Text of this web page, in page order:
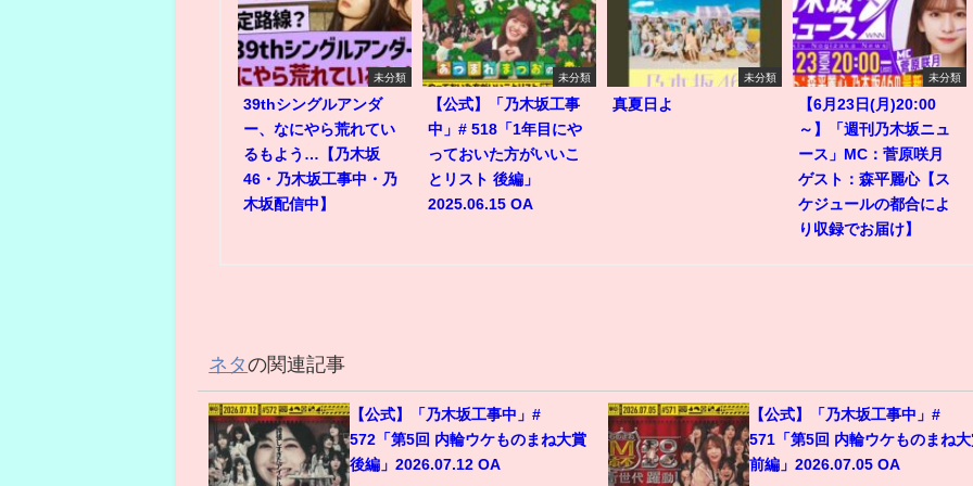
未分類
39thシングルアンダ
ー、なにやら荒れてい
るもよう…【乃木坂
46・乃木坂工事中・乃
木坂配信中】
未分類
【公式】「乃木坂工事
中」# 518「1年目にや
っておいた方がいいこ
とリスト 後編」
2025.06.15 OA
未分類
真夏日よ
未分類
【6月23日(月)20:00
～】「週刊乃木坂ニュ
ース」MC：菅原咲月
ゲスト：森平麗心【ス
ケジュールの都合によ
り収録でお届け】
ネタの関連記事
【公式】「乃木坂工事中」#
572「第5回 内輪ウケものまね大賞
後編」2026.07.12 OA
【公式】「乃木坂工事中」#
571「第5回 内輪ウケものまね大
前編」2026.07.05 OA